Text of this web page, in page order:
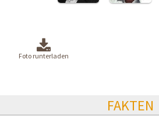
Foto runterladen
FAKTEN